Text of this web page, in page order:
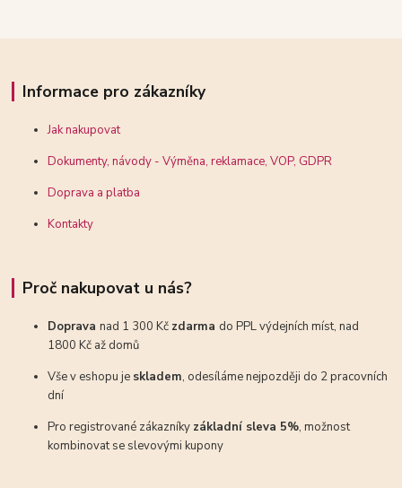
Informace pro zákazníky
Jak nakupovat
Dokumenty, návody - Výměna, reklamace, VOP, GDPR
Doprava a platba
Kontakty
Proč nakupovat u nás?
Dopravanad 1 300 Kč zdarma do PPL výdejních míst, nad
1800 Kč až domů
Vše v eshopu je skladem, odesíláme nejpozději do 2 pracovních
dní
Pro registrované zákazníky základní sleva 5%, možnost
kombinovat se slevovými kupony